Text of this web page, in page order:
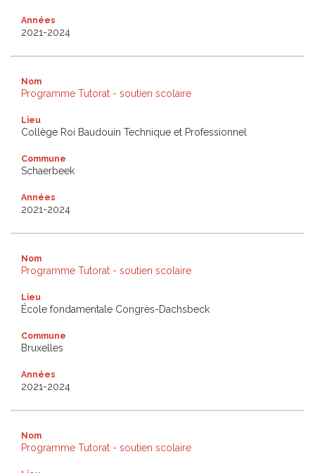
Années
2021-2024
Nom
Programme Tutorat - soutien scolaire
Lieu
Collège Roi Baudouin Technique et Professionnel
Commune
Schaerbeek
Années
2021-2024
Nom
Programme Tutorat - soutien scolaire
Lieu
École fondamentale Congrès-Dachsbeck
Commune
Bruxelles
Années
2021-2024
Nom
Programme Tutorat - soutien scolaire